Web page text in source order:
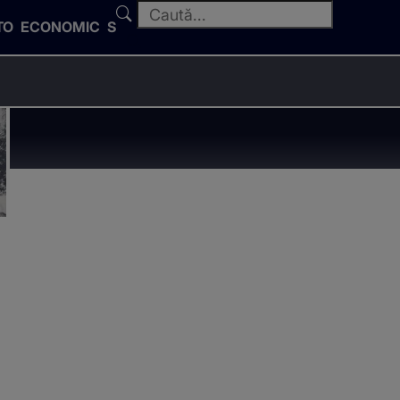
ECONOMIC SPORT